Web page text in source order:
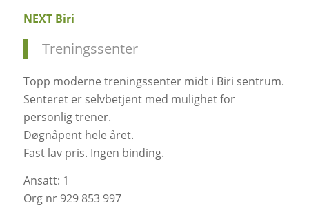
NEXT Biri
Treningssenter
Topp moderne treningssenter midt i Biri sentrum.
Senteret er selvbetjent med mulighet for
personlig trener.
Døgnåpent hele året.
Fast lav pris. Ingen binding.
Ansatt: 1
Org nr 929 853 997